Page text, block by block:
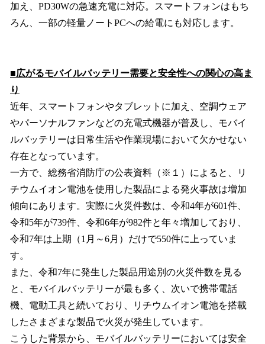
加え、PD30Wの急速充電に対応。スマートフォンはもち
ろん、一部の軽量ノートPCへの給電にも対応します。
■広がるモバイルバッテリー需要と安全性への関心の高ま
り
近年、スマートフォンやタブレットに加え、空調ウェア
やパーソナルファンなどの充電式機器が普及し、モバイ
ルバッテリーは日常生活や作業現場において欠かせない
存在となっています。
一方で、総務省消防庁の公表資料（※１）によると、リ
チウムイオン電池を使用した製品による発火事故は増加
傾向にあります。実際に火災件数は、令和4年が601件、
令和5年が739件、令和6年が982件と年々増加しており、
令和7年は上期（1月～6月）だけで550件に上っていま
す。
また、令和7年に発生した製品用途別の火災件数を見る
と、モバイルバッテリーが最も多く、次いで携帯電話
機、電動工具と続いており、リチウムイオン電池を搭載
したさまざまな製品で火災が発生しています。
こうした背景から、モバイルバッテリーにおいては安全